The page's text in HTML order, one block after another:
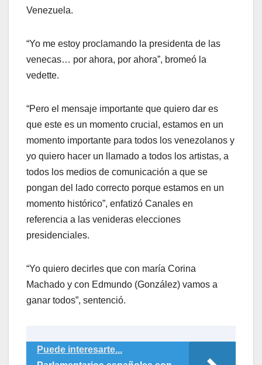
Venezuela.
“Yo me estoy proclamando la presidenta de las
venecas… por ahora, por ahora”, bromeó la
vedette.
“Pero el mensaje importante que quiero dar es
que este es un momento crucial, estamos en un
momento importante para todos los venezolanos y
yo quiero hacer un llamado a todos los artistas, a
todos los medios de comunicación a que se
pongan del lado correcto porque estamos en un
momento histórico”, enfatizó Canales en
referencia a las venideras elecciones
presidenciales.
“Yo quiero decirles que con maría Corina
Machado y con Edmundo (González) vamos a
ganar todos”, sentenció.
Puede interesarte...